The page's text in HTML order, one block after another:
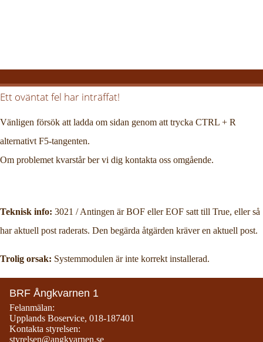
Ett oväntat fel har inträffat!
Vänligen försök att ladda om sidan genom att trycka CTRL + R
alternativt F5-tangenten.
Om problemet kvarstår ber vi dig kontakta oss omgående.
Teknisk info: 3021 / Antingen är BOF eller EOF satt till True, eller så
har aktuell post raderats. Den begärda åtgärden kräver en aktuell post.
Trolig orsak: Systemmodulen är inte korrekt installerad.
BRF Ångkvarnen 1
Felanmälan:
Upplands Boservice, 018-187401
Kontakta styrelsen:
styrelsen@angkvarnen.se